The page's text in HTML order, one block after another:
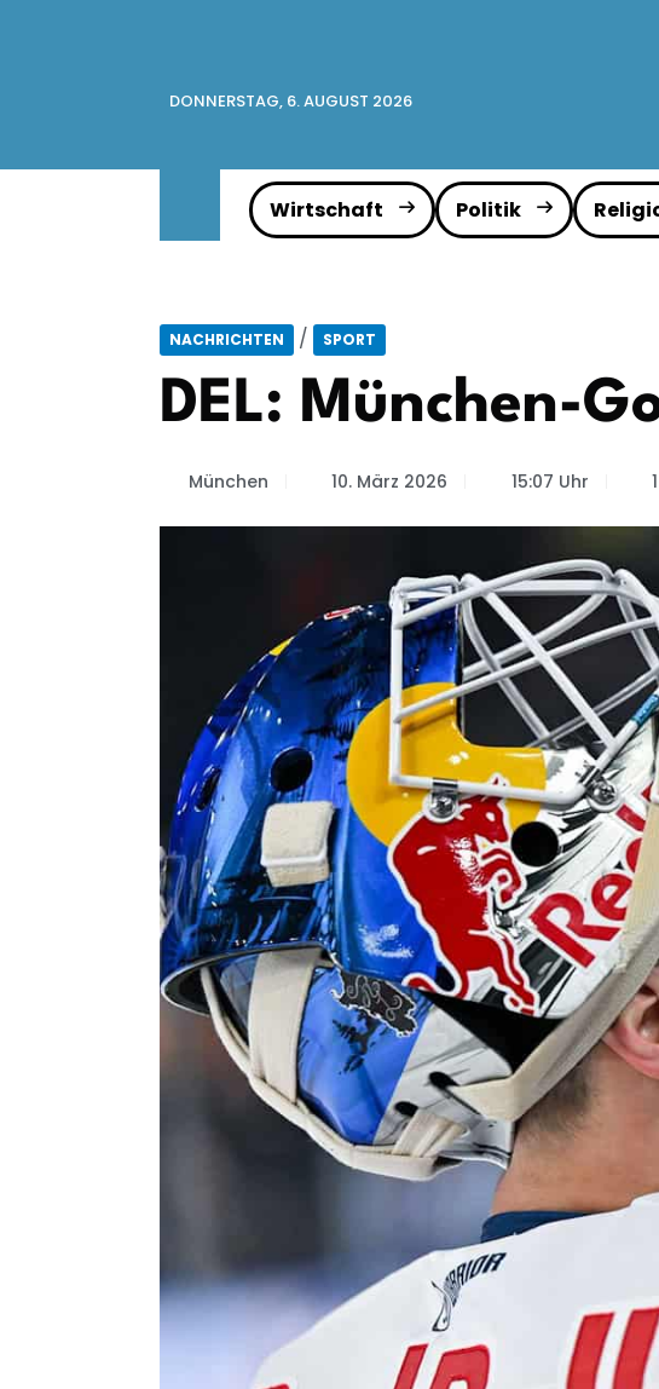
DONNERSTAG, 6. AUGUST 2026
Wirtschaft Politik
NACHRICHTEN / SPORT
DEL: München-
München 10. März 2026 15:07 Uhr